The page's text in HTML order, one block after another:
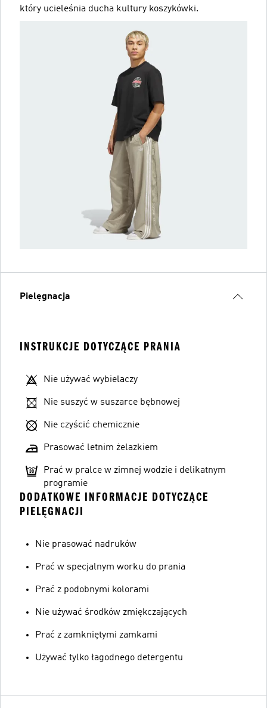
który ucieleśnia ducha kultury koszykówki.
Pielęgnacja
INSTRUKCJE DOTYCZĄCE PRANIA
Nie używać wybielaczy
Nie suszyć w suszarce bębnowej
Nie czyścić chemicznie
Prasować letnim żelazkiem
Prać w pralce w zimnej wodzie i delikatnym
programie
DODATKOWE INFORMACJE DOTYCZĄCE
PIELĘGNACJI
Nie prasować nadruków
Prać w specjalnym worku do prania
Prać z podobnymi kolorami
Nie używać środków zmiękczających
Prać z zamkniętymi zamkami
Używać tylko łagodnego detergentu